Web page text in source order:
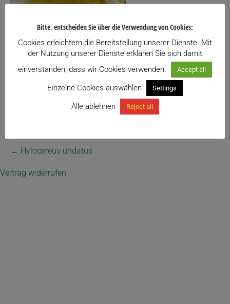
← Hylocereus undatus
Vertrag widerrufen
Bitte, entscheiden Sie über die Verwendung von Cookies:
Cookies erleichtern die Bereitstellung unserer Dienste. Mit
der Nutzung unserer Dienste erklären Sie sich damit
einverstanden, dass wir Cookies verwenden.
Accept all
Einzelne Cookies auswählen Settings
Alle ablehnen Reject all